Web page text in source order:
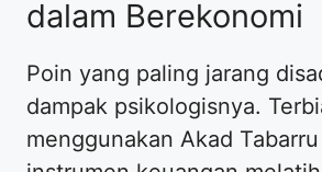
dalam Berekonomi
​Poin yang paling jarang
dampak psikologisnya.
menggunakan Akad